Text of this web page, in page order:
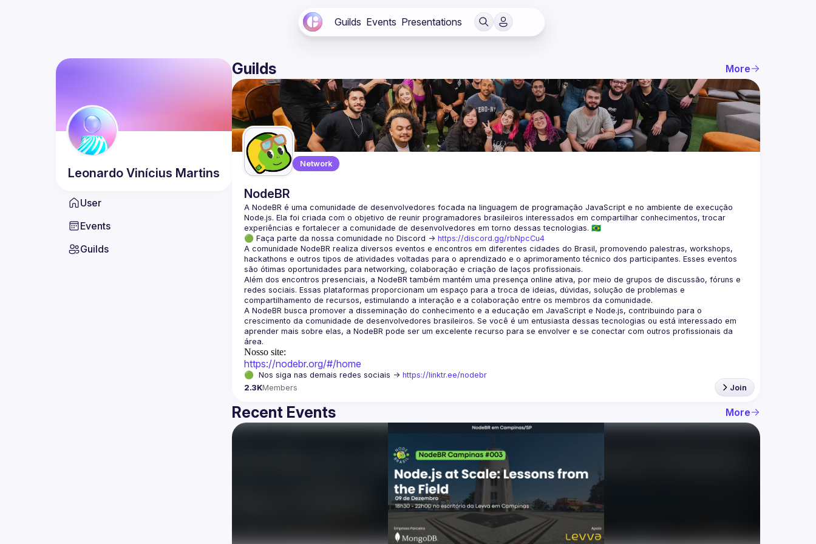
Guilds Events Presentations
Leonardo Vinícius Martins
User
Events
Guilds
Guilds More
Network
NodeBR
A NodeBR é uma comunidade de desenvolvedores focada na linguagem de programação JavaScript e no ambiente de execução
Node.js. Ela foi criada com o objetivo de reunir programadores brasileiros interessados em compartilhar conhecimentos, trocar
🟢 Faça parte da nossa comunidade no Discord -> https://discord.gg/rbNpcCu4
A comunidade NodeBR realiza diversos eventos e encontros em diferentes cidades do Brasil, promovendo palestras, workshops,
hackathons e outros tipos de atividades voltadas para o aprendizado e o aprimoramento técnico dos participantes. Esses eventos
Além dos encontros presenciais, a NodeBR também mantém uma presença online ativa, por meio de grupos de discussão, fóruns e
redes sociais. Essas plataformas proporcionam um espaço para a troca de ideias, dúvidas, solução de problemas e
A NodeBR busca promover a disseminação do conhecimento e a educação em JavaScript e Node.js, contribuindo para o
crescimento da comunidade de desenvolvedores brasileiros. Se você é um entusiasta dessas tecnologias ou está interessado em
aprender mais sobre elas, a NodeBR pode ser um excelente recurso para se envolver e se conectar com outros profissionais da
Nosso site:
https://nodebr.org/#/home
🟢  Nos siga nas demais redes sociais -> https://linktr.ee/nodebr
2.3KMembers Join
Recent Events More